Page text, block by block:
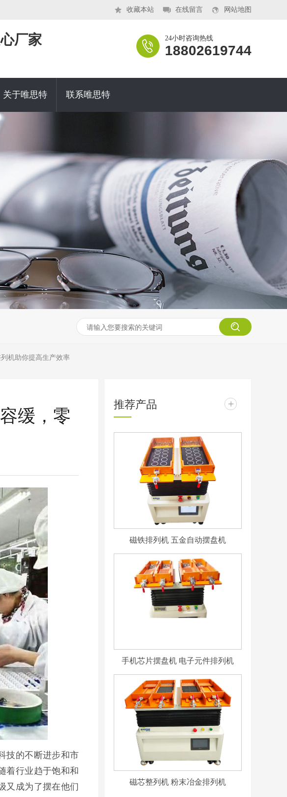
收藏本站 在线留言 网站地图
厂家 24小时咨询热线
18802619744
关于唯思特 联系唯思特
机助你提高生产效率
缓，零
技的不断进步和市
着行业趋于饱和和
又成为了摆在他们
推荐产品 +
磁铁排列机 五金自动摆盘机
手机芯片摆盘机 电子元件排列机
磁芯整列机 粉末冶金排列机